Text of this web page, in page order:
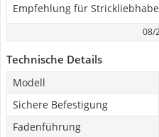
Empfehlung für
08/
Technische Details
Modell
Sichere Befestigung
Fadenführung